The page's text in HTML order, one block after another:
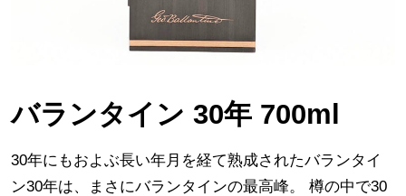
バランタイン 30年 700ml
30年にもおよぶ長い年月を経て熟成されたバランタイ
ン30年は、まさにバランタインの最高峰。 樽の中で30